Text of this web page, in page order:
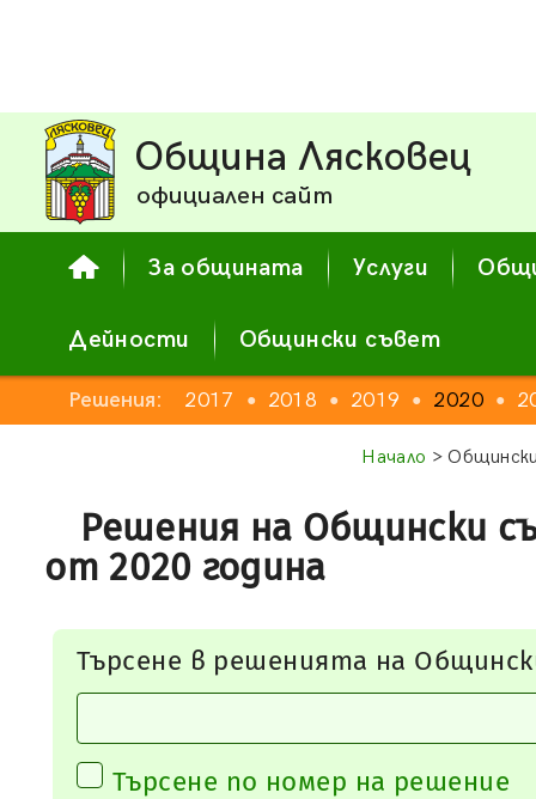
Община Лясковец
официален сайт
За общината Услуги
Дейности Общински съвет
Решения:
● 2016 2017 ● 2018 ● 2019 ● 2020 ●
Начало >
Решения на Общински
от 2020 година
Търсене в решенията на
Търсене по номер на решение